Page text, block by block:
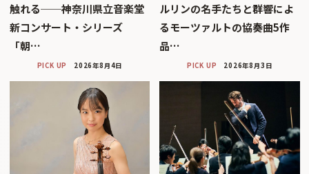
触れる──神奈川県立音楽堂
新コンサート・シリーズ
「朝…
PICK UP 2026年8月4日
ルリンの名手たちと群響によ
るモーツァルトの協奏曲5作
品…
PICK UP 2026年8月3日